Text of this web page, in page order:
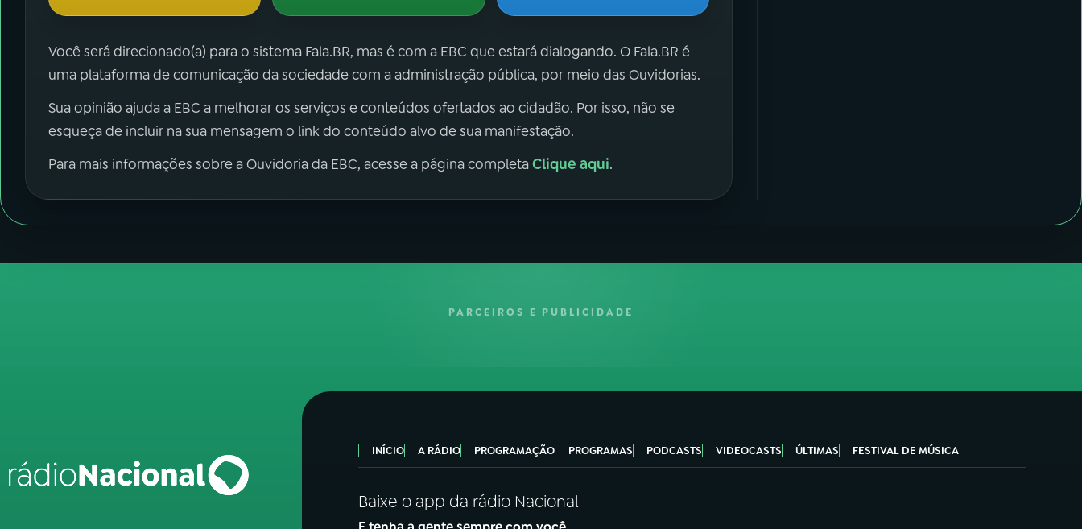
Você será direcionado(a) para o sistema Fala.BR, mas é com a EBC que estará dialogando. O Fala.BR é
uma plataforma de comunicação da sociedade com a administração pública, por meio das Ouvidorias.
Sua opinião ajuda a EBC a melhorar os serviços e conteúdos ofertados ao cidadão. Por isso, não se
esqueça de incluir na sua mensagem o link do conteúdo alvo de sua manifestação.
Para mais informações sobre a Ouvidoria da EBC, acesse a página completaClique aqui.
PARCEIROS E PUBLICIDADE
INÍCIO A RÁDIO PROGRAMAÇÃO PROGRAMAS PODCASTS VIDEOCASTS ÚLTIMAS FESTIVAL DE MÚSICA
Baixe o app da rádio Nacional